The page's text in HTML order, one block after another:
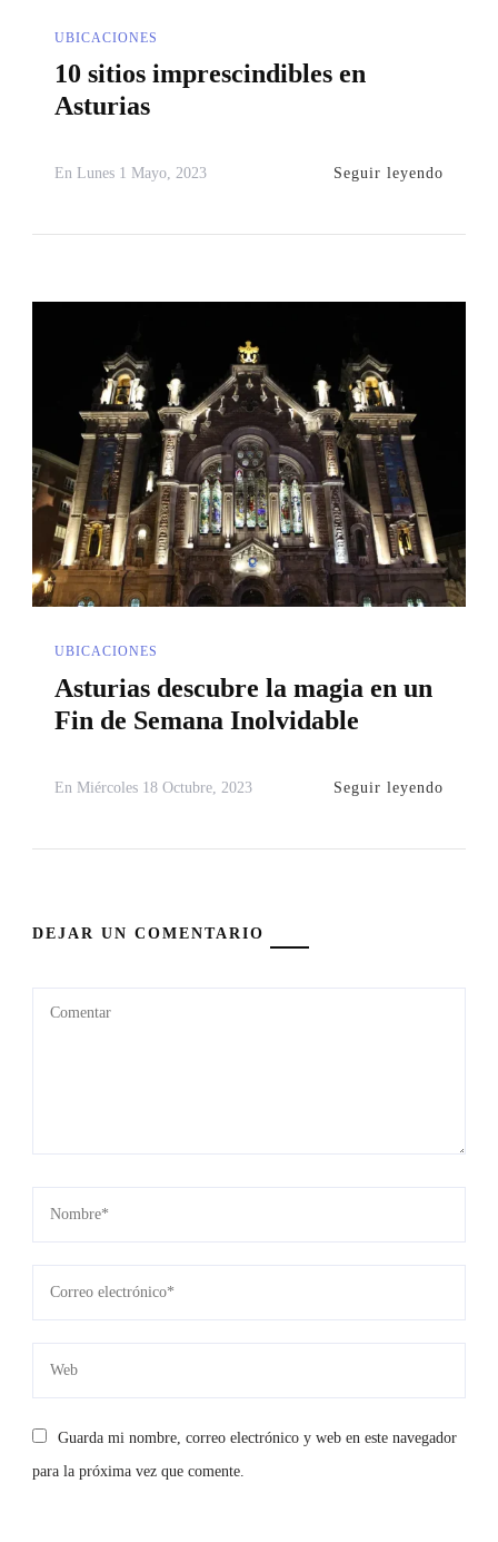
UBICACIONES
10 sitios imprescindibles en
Asturias
En Lunes 1 Mayo, 2023 Seguir leyendo
UBICACIONES
Asturias descubre la magia en un
Fin de Semana Inolvidable
En Miércoles 18 Octubre, 2023 Seguir leyendo
DEJAR UN COMENTARIO
Guarda mi nombre, correo electrónico y web en este navegador
para la próxima vez que comente.